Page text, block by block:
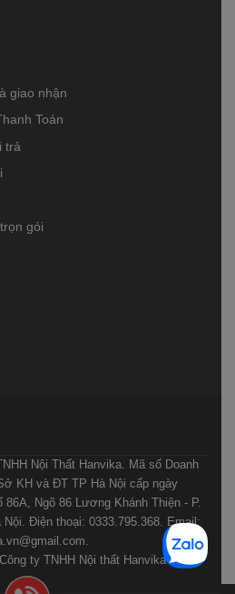
giao nhận
Toán
trả
gói
Nội Thất Hanvika. Mã số Doanh
KH và ĐT TP Hà Nội cấp ngày
Ngõ 86 Lương Khánh Thiện - P.
Điện thoại: 0333.795.368. Email:
ty TNHH Nội thất Hanvika